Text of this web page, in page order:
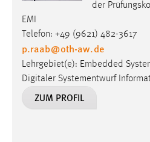
der
EMI
Telefon: +49 (9621) 482-3617
p.raab@oth-aw.de
Lehrgebiet(e): Embedded
Digitaler Systementwurf
ZUM PROFIL